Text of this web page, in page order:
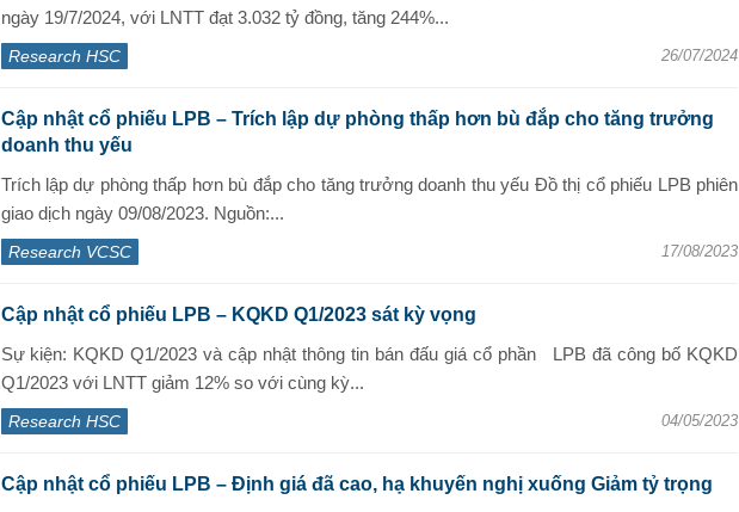
ngày 19/7/2024, với LNTT đạt 3.032 tỷ đồng, tăng 244%...
Research HSC 26/07/2024
Cập nhật cổ phiếu LPB – Trích lập dự phòng thấp hơn bù đắp cho tăng trưởng
doanh thu yếu
Trích lập dự phòng thấp hơn bù đắp cho tăng trưởng doanh thu yếu Đồ thị cổ phiếu LPB phiên
giao dịch ngày 09/08/2023. Nguồn:...
Research VCSC 17/08/2023
Cập nhật cổ phiếu LPB – KQKD Q1/2023 sát kỳ vọng
Sự kiện: KQKD Q1/2023 và cập nhật thông tin bán đấu giá cổ phần LPB đã công bố KQKD
Q1/2023 với LNTT giảm 12% so với cùng kỳ...
Research HSC 04/05/2023
Cập nhật cổ phiếu LPB – Định giá đã cao, hạ khuyến nghị xuống Giảm tỷ trọng